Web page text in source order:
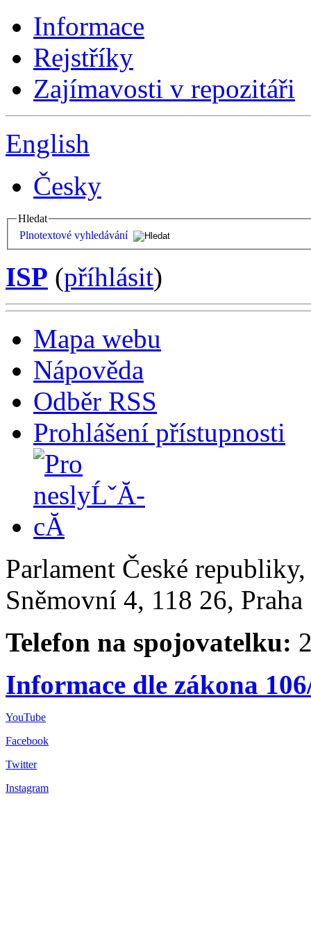
Informace
Rejstříky
Zajímavosti v repozitáři
English
Česky
Hledat
Plnotextové vyhledávání
ISP (příhlásit)
Mapa webu
Nápověda
Odběr RSS
Prohlášení přístupnosti
Parlament České
Sněmovní 4, 118 26,
Telefon na spojovatelku:
Informace dle zákona
YouTube
Facebook
Twitter
Instagram